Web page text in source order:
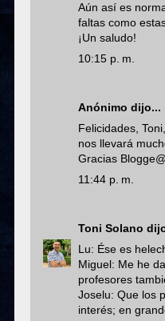
Aún así es
faltas como
¡Un saludo!
10:15 p. m.
Anónimo dijo...
Felicidades,
nos llevará
Gracias
11:44 p. m.
Toni Solano
Lu: Ése es
Miguel: Me he
profesores
Joselu: Que los
interés; en